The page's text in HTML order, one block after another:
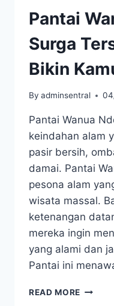
Pantai
Surga
Bikin
By adminsentral
Pantai Wanua
keindahan alam
pasir bersih,
damai. Pantai
pesona alam
wisata massal.
ketenangan
mereka ingin
yang alami dan
Pantai ini
READ MORE PANTAI